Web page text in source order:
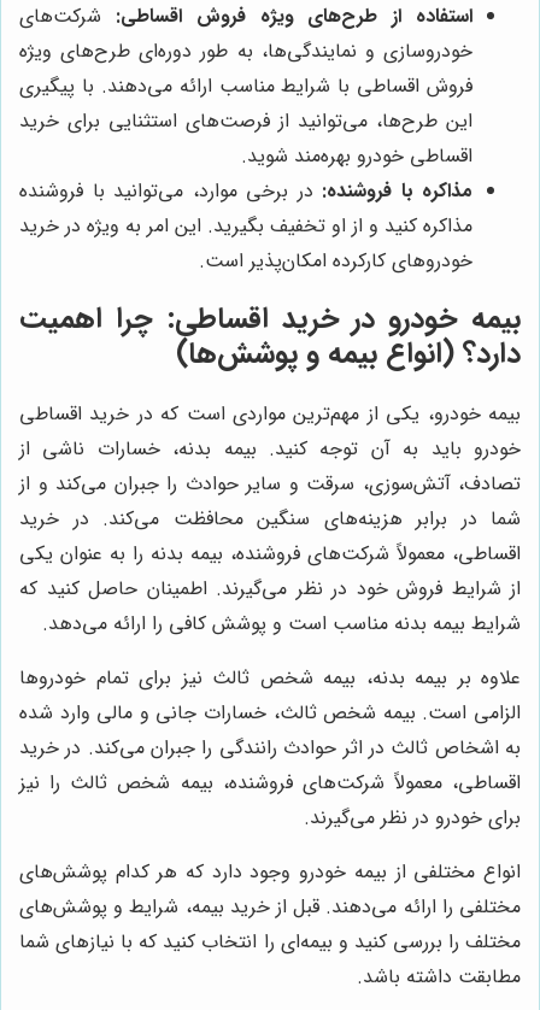
استفاده از طرح‌های ویژه فروش اقساطی: شرکت‌های
خودروسازی و نمایندگی‌ها، به طور دوره‌ای طرح‌های ویژه
فروش اقساطی با شرایط مناسب ارائه می‌دهند. با پیگیری
این طرح‌ها، می‌توانید از فرصت‌های استثنایی برای خرید
اقساطی خودرو بهره‌مند شوید.
مذاکره با فروشنده: در برخی موارد، می‌توانید با فروشنده
مذاکره کنید و از او تخفیف بگیرید. این امر به ویژه در خرید
خودروهای کارکرده امکان‌پذیر است.
بیمه خودرو در خرید اقساطی: چرا اهمیت
دارد؟ (انواع بیمه و پوشش‌ها)
بیمه خودرو، یکی از مهم‌ترین مواردی است که در خرید اقساطی
خودرو باید به آن توجه کنید. بیمه بدنه، خسارات ناشی از
تصادف، آتش‌سوزی، سرقت و سایر حوادث را جبران می‌کند و از
شما در برابر هزینه‌های سنگین محافظت می‌کند. در خرید
اقساطی، معمولاً شرکت‌های فروشنده، بیمه بدنه را به عنوان یکی
از شرایط فروش خود در نظر می‌گیرند. اطمینان حاصل کنید که
شرایط بیمه بدنه مناسب است و پوشش کافی را ارائه می‌دهد.
علاوه بر بیمه بدنه، بیمه شخص ثالث نیز برای تمام خودروها
الزامی است. بیمه شخص ثالث، خسارات جانی و مالی وارد شده
به اشخاص ثالث در اثر حوادث رانندگی را جبران می‌کند. در خرید
اقساطی، معمولاً شرکت‌های فروشنده، بیمه شخص ثالث را نیز
برای خودرو در نظر می‌گیرند.
انواع مختلفی از بیمه خودرو وجود دارد که هر کدام پوشش‌های
مختلفی را ارائه می‌دهند. قبل از خرید بیمه، شرایط و پوشش‌های
مختلف را بررسی کنید و بیمه‌ای را انتخاب کنید که با نیازهای شما
مطابقت داشته باشد.